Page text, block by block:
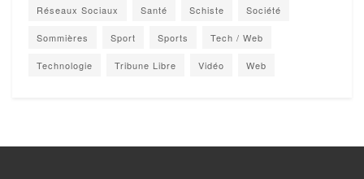
Réseaux Sociaux Santé Schiste Société
Sommières Sport Sports Tech / Web
Technologie Tribune Libre Vidéo Web